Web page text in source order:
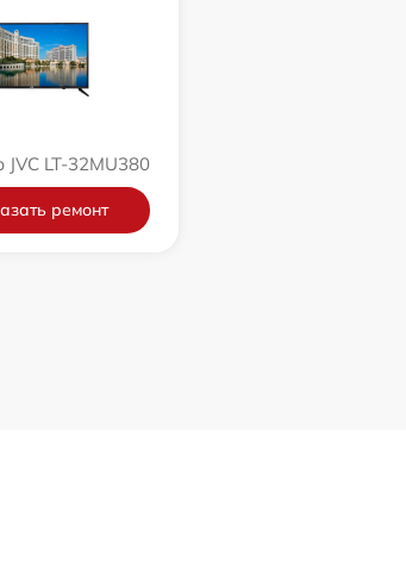
JVC LT-32MU380
ремонт